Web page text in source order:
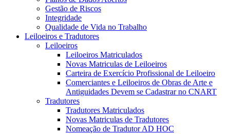
Gestão de Riscos
Integridade
Qualidade de Vida no Trabalho
Leiloeiros e Tradutores
Leiloeiros
Leiloeiros Matriculados
Novas Matriculas de Leiloeiros
Carteira de Exercício Profissional de Leiloeiro
Comerciantes e Leiloeiros de Obras de Arte e
Antiguidades Devem se Cadastrar no CNART
Tradutores
Tradutores Matriculados
Novas Matriculas de Tradutores
Nomeação de Tradutor AD HOC